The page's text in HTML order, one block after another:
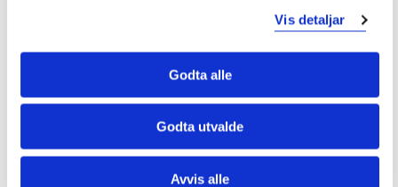
Vis detaljar
Godta alle
Godta utvalde
Avvis alle
Tolking i praksis - norsk/mandarin